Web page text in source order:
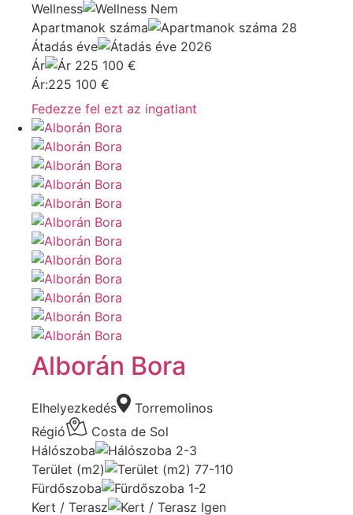
Wellness
Nem
Apartmanok száma
28
Átadás éve
2026
Ár
225 100 €
Ár:225 100 €
Fedezze fel ezt az ingatlant
Alborán Bora
Elhelyezkedés
Torremolinos
Régió
Costa de Sol
Hálószoba
2-3
Terület (m2)
77-110
Fürdőszoba
1-2
Kert / Terasz
Igen